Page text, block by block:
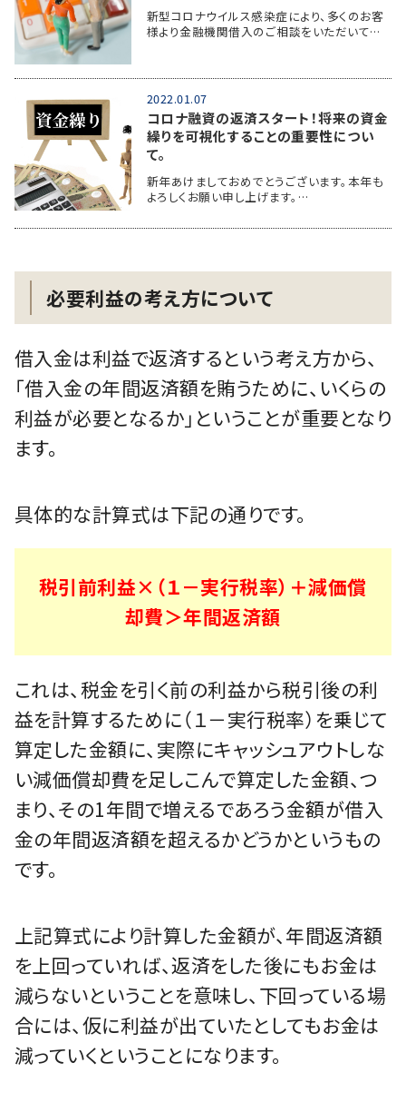
新型コロナウイルス感染症により、多くのお客
様より金融機関借入のご相談をいただいて…
2022.01.07
コロナ融資の返済スタート！将来の資金
繰りを可視化することの重要性につい
て。
新年あけましておめでとうございます。本年も
よろしくお願い申し上げます。…
必要利益の考え方について
借入金は利益で返済するという考え方から、
「借入金の年間返済額を賄うために、いくらの
利益が必要となるか」ということが重要となり
ます。
具体的な計算式は下記の通りです。
税引前利益×（１－実行税率）＋減価償
却費＞年間返済額
これは、税金を引く前の利益から税引後の利
益を計算するために（１－実行税率）を乗じて
算定した金額に、実際にキャッシュアウトしな
い減価償却費を足しこんで算定した金額、つ
まり、その1年間で増えるであろう金額が借入
金の年間返済額を超えるかどうかというもの
です。
上記算式により計算した金額が、年間返済額
を上回っていれば、返済をした後にもお金は
減らないということを意味し、下回っている場
合には、仮に利益が出ていたとしてもお金は
減っていくということになります。